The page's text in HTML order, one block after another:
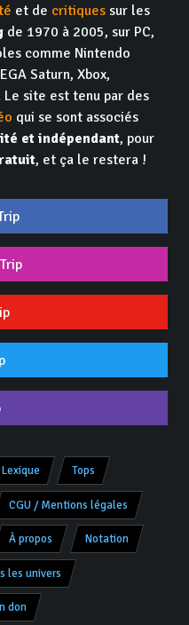
et de critiques sur les
de 1970 à 2005, sur PC,
comme Nintendo
Saturn, Xbox,
site est tenu par des
qui se sont associés
et indépendant, pour
, et ça le restera !
Lexique Tops
CGU / Mentions légales
À propos Notation
les univers
don